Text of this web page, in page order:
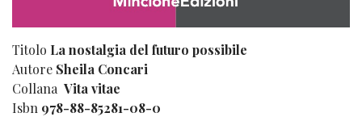
Titolo La nostalgia del futuro possibile
Autore Sheila Concari
Collana Vita vitae
Isbn 978-88-85281-08-0